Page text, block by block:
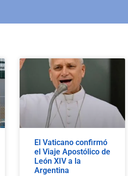
El Vaticano confirmó
el Viaje Apostólico de
León XIV a la
Argentina